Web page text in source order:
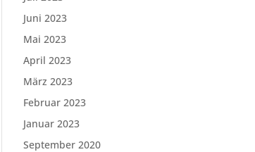
Juni 2023
Mai 2023
April 2023
März 2023
Februar 2023
Januar 2023
September 2020